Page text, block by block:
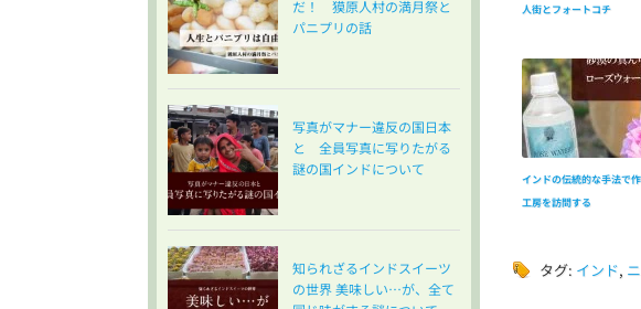
人街とフォートコチ
インドの伝統的な手法で
工房を訪問する
タグ: インド,
だ！ 獏原人村の満月祭と
パニプリの話
写真がマナー違反の国日本
と 全員写真に写りたがる
謎の国インドについて
知られざるインドスイーツ
の世界 美味しい…が、全て